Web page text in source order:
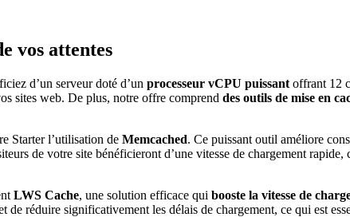
vos attentes
d’un serveur doté d’un processeur vCPU puissant offrant 12
sites web. De plus, notre offre comprend des outils de mise en
Starter l’utilisation de Memcached. Ce puissant outil améliore
de votre site bénéficieront d’une vitesse de chargement
LWS Cache, une solution efficace qui booste la vitesse de
réduire significativement les délais de chargement, ce qui est